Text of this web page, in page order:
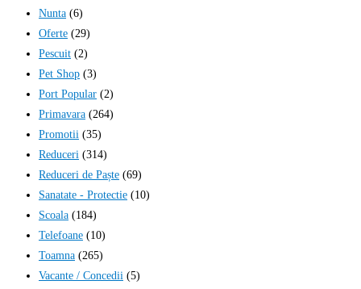
Nunta (6)
Oferte (29)
Pescuit (2)
Pet Shop (3)
Port Popular (2)
Primavara (264)
Promotii (35)
Reduceri (314)
Reduceri de Paște (69)
Sanatate - Protectie (10)
Scoala (184)
Telefoane (10)
Toamna (265)
Vacante / Concedii (5)